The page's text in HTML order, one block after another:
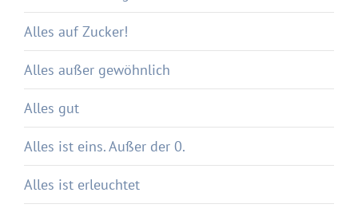
Alles auf Zucker!
Alles außer gewöhnlich
Alles gut
Alles ist eins. Außer der 0.
Alles ist erleuchtet